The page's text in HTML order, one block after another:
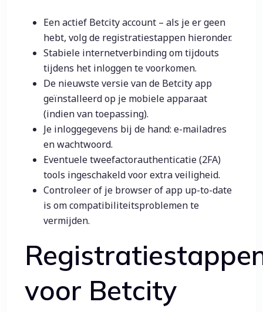
Een actief Betcity account – als je er geen
hebt, volg de registratiestappen hieronder.
Stabiele internetverbinding om tijdouts
tijdens het inloggen te voorkomen.
De nieuwste versie van de Betcity app
geïnstalleerd op je mobiele apparaat
(indien van toepassing).
Je inloggegevens bij de hand: e-mailadres
en wachtwoord.
Eventuele tweefactorauthenticatie (2FA)
tools ingeschakeld voor extra veiligheid.
Controleer of je browser of app up-to-date
is om compatibiliteitsproblemen te
vermijden.
voor Betcity